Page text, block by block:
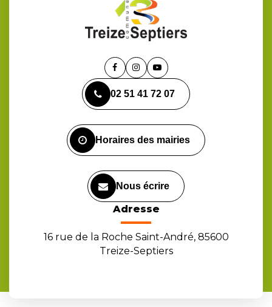
Lien
le
compte
Lien
le
compte
Lien
la
chaîne
02 51 41 72 07
Horaires des mairies
Nous écrire
Adresse
16 rue de la Roche Saint-André, 85600
Treize-Septiers